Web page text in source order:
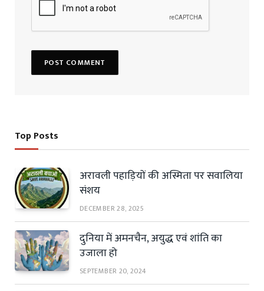
Top Posts
अरावली पहाड़ियों की अस्मिता पर सवालिया
संशय
DECEMBER 28, 2025
दुनिया में अमनचैन, अयुद्ध एवं शांति का
उजाला हो
SEPTEMBER 20, 2024